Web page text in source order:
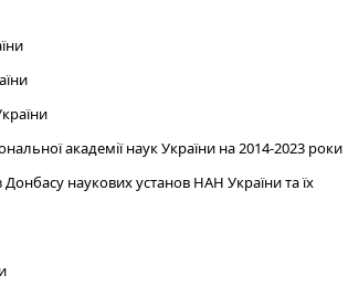
академії наук України на 2014-2023 роки
наукових установ НАН України та їх